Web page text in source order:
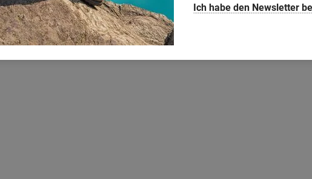
Ich habe den Newsletter